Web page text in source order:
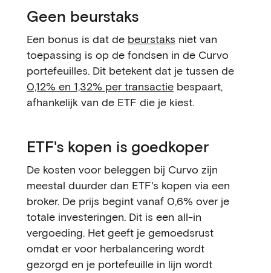
Geen beurstaks
Een bonus is dat de beurstaks niet van
toepassing is op de fondsen in de Curvo
portefeuilles. Dit betekent dat je tussen de
0,12% en 1,32% per transactie bespaart,
afhankelijk van de ETF die je kiest.
ETF's kopen is goedkoper
De kosten voor beleggen bij Curvo zijn
meestal duurder dan ETF's kopen via een
broker. De prijs begint vanaf 0,6% over je
totale investeringen. Dit is een all-in
vergoeding. Het geeft je gemoedsrust
omdat er voor herbalancering wordt
gezorgd en je portefeuille in lijn wordt